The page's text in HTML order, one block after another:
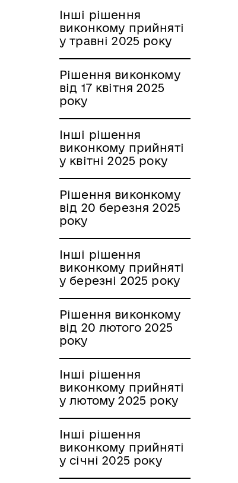
Інші рішення
виконкому прийняті
у травні 2025 року
Рішення виконкому
від 17 квітня 2025
року
Інші рішення
виконкому прийняті
у квітні 2025 року
Рішення виконкому
від 20 березня 2025
року
Інші рішення
виконкому прийняті
у березні 2025 року
Рішення виконкому
від 20 лютого 2025
року
Інші рішення
виконкому прийняті
у лютому 2025 року
Інші рішення
виконкому прийняті
у січні 2025 року